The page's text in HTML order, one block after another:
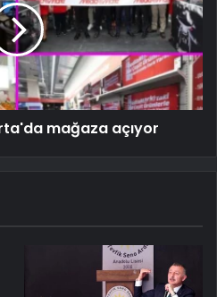
mağaza açıyor